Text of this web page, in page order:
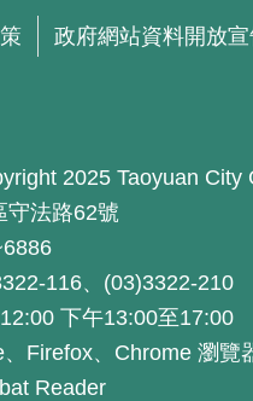
政府網站資料開放
2025 Taoyuan City
守法路62號
116、(03)3322-210
下午13:00至17:00
Firefox、Chrome 瀏覽
Reader